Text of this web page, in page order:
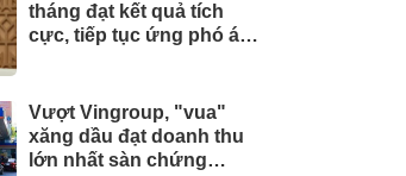
tháng đạt kết quả tích
cực, tiếp tục ứng phó áp
Vượt Vingroup, "vua"
xăng dầu đạt doanh thu
lớn nhất sàn chứng